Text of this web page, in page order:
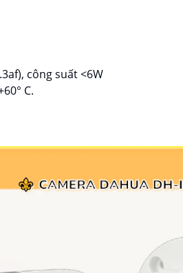
công suất <6W
C.